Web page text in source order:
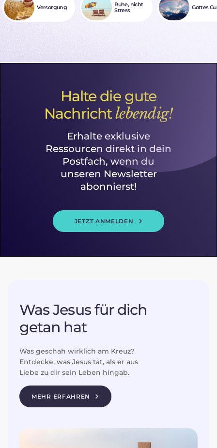
Versorgung
Ruhe, nicht
Stress
Gottes
Halte die gute
Nachrichtlebendig!
Erhalte exklusive
Ressourcen direkt in dein
Postfach, wenn du
unseren Newsletter
abonnierst!
JETZT ANMELDEN
Was Jesus für dich
getan hat
Was geschah wirklich am Kreuz?
Entdecke, was Jesus tat, als er aus
Liebe zu dir sein Leben hingab.
MEHR ERFAHREN